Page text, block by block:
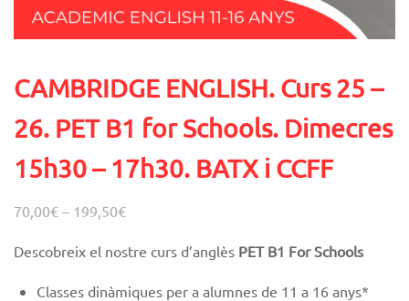
CAMBRIDGE ENGLISH. Curs 25 –
26. PET B1 for Schools. Dimecres
15h30 – 17h30. BATX i CCFF
70,00€ – 199,50€
Descobreix el nostre curs d’anglès PET B1 For Schools
Classes dinàmiques per a alumnes de 11 a 16 anys*